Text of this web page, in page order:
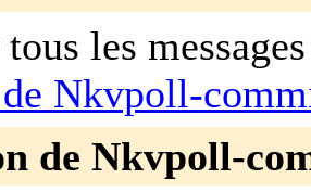
les
Nkvpoll-
de Nkvpoll-